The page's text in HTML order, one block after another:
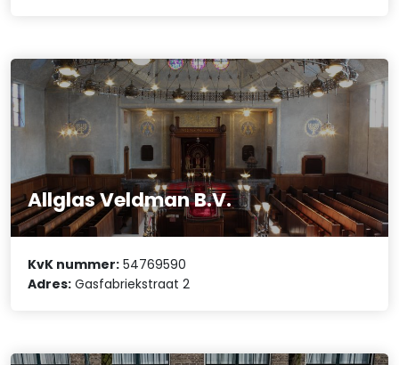
Allglas Veldman B.V.
KvK nummer: 54769590
Adres: Gasfabriekstraat 2